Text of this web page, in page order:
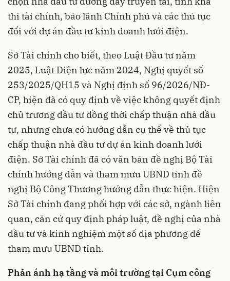
thi tài chính, bảo lãnh Chính phủ và các thủ tục
đối với dự án đầu tư kinh doanh lưới điện.
Sở Tài chính cho biết, theo Luật Đầu tư năm
2025, Luật Điện lực năm 2024, Nghị quyết số
253/2025/QH15 và Nghị định số 96/2026/NĐ-
CP, hiện đã có quy định về việc không quyết định
chủ trương đầu tư đồng thời chấp thuận nhà đầu
tư, nhưng chưa có hướng dẫn cụ thể về thủ tục
chấp thuận nhà đầu tư dự án kinh doanh lưới
điện. Sở Tài chính đã có văn bản đề nghị Bộ Tài
chính hướng dẫn và tham mưu UBND tỉnh đề
nghị Bộ Công Thương hướng dẫn thực hiện. Hiện
Sở Tài chính đang phối hợp với các sở, ngành liên
quan, căn cứ quy định pháp luật, đề nghị của nhà
đầu tư và kinh nghiệm một số địa phương để
tham mưu UBND tỉnh.
Phản ánh hạ tầng và môi trường tại Cụm công